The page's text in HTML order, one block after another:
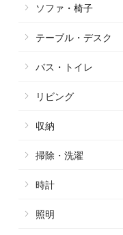
ソファ・椅子
テーブル・デスク
バス・トイレ
リビング
収納
掃除・洗濯
時計
照明